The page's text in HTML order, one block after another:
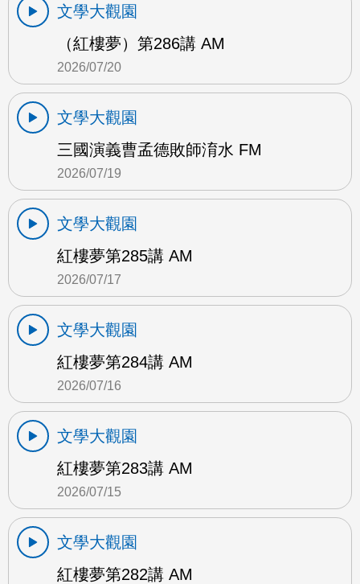
文學大觀園
（紅樓夢）第286講 AM
2026/07/20
文學大觀園
三國演義曹孟德敗師淯水 FM
2026/07/19
文學大觀園
紅樓夢第285講 AM
2026/07/17
文學大觀園
紅樓夢第284講 AM
2026/07/16
文學大觀園
紅樓夢第283講 AM
2026/07/15
文學大觀園
紅樓夢第282講 AM